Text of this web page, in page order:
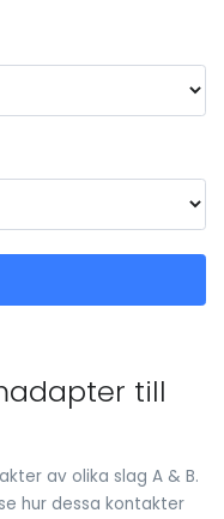
till
av olika slag A & B.
hur dessa kontakter